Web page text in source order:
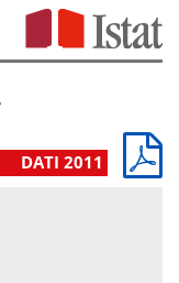
DATI 2011